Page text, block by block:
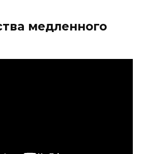
медленного